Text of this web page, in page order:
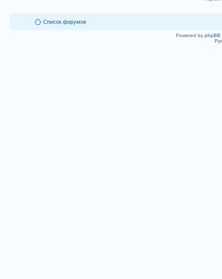
Список форумов
Powered by phpBB